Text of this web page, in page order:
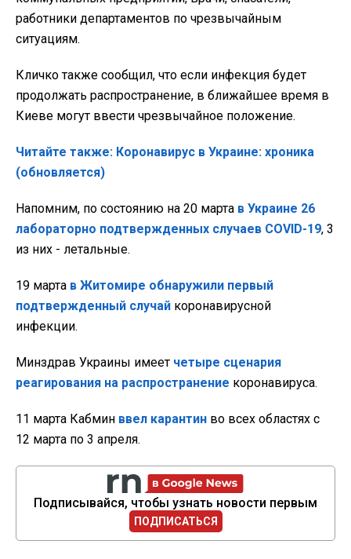
работники департаментов по чрезвычайным
ситуациям.
Кличко также сообщил, что если инфекция будет
продолжать распространение, в ближайшее время в
Киеве могут ввести чрезвычайное положение.
Читайте также: Коронавирус в Украине: хроника
(обновляется)
Напомним, по состоянию на 20 марта в Украине 26
лабораторно подтвержденных случаев COVID-19, 3
из них - летальные.
19 марта в Житомире обнаружили первый
подтвержденный случай коронавирусной
инфекции.
Минздрав Украины имеет четыре сценария
реагирования на распространение коронавируса.
11 марта Кабмин ввел карантин во всех областях с
12 марта по 3 апреля.
Подписывайся, чтобы узнать новости первым
ПОДПИСАТЬСЯ